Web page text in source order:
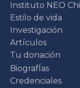
Instituto NEO Chi
Estilo de vida
Investigación
Artículos
Tu donación
BiografÍas
Credenciales